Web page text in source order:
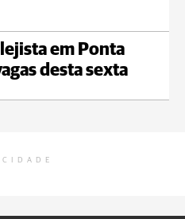
em Ponta
desta sexta